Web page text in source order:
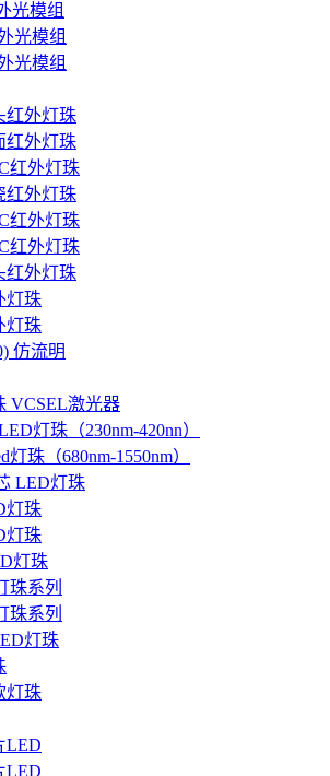
光模组
光模组
光模组
红外灯珠
红外灯珠
红外灯珠
红外灯珠
红外灯珠
红外灯珠
红外灯珠
灯珠
灯珠
仿流明
VCSEL激光器
灯珠（230nm-420nn）
灯珠（680nm-1550nm）
LED灯珠
灯珠
灯珠
灯珠
珠系列
珠系列
灯珠
灯珠
LED
LED